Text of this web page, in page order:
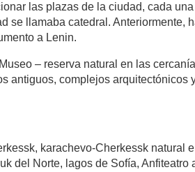
las plazas de la ciudad, cada
se llamaba catedral. Anteriormente,
a Lenin.
– reserva natural en las
antiguos, complejos arquitectónicos
karachevo-Cherkessk natural
del Norte, lagos de Sofía, Anfiteatro